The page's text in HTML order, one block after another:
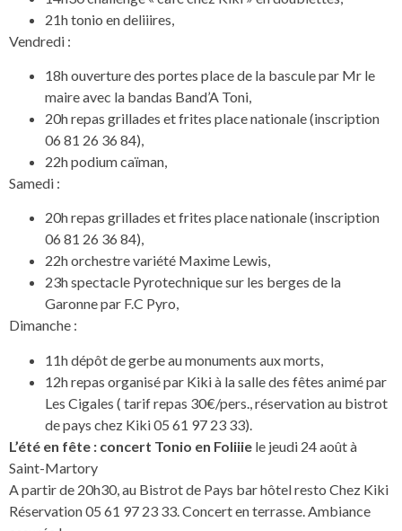
21h tonio en deliiires,
Vendredi :
18h ouverture des portes place de la bascule par Mr le
maire avec la bandas Band’A Toni,
20h repas grillades et frites place nationale (inscription
06 81 26 36 84),
22h podium caïman,
Samedi :
20h repas grillades et frites place nationale (inscription
06 81 26 36 84),
22h orchestre variété Maxime Lewis,
23h spectacle Pyrotechnique sur les berges de la
Garonne par F.C Pyro,
Dimanche :
11h dépôt de gerbe au monuments aux morts,
12h repas organisé par Kiki à la salle des fêtes animé par
Les Cigales ( tarif repas 30€/pers., réservation au bistrot
de pays chez Kiki 05 61 97 23 33).
L’été en fête : concert Tonio en Foliiie le jeudi 24 août à
Saint-Martory
A partir de 20h30, au Bistrot de Pays bar hôtel resto Chez Kiki
Réservation 05 61 97 23 33. Concert en terrasse. Ambiance